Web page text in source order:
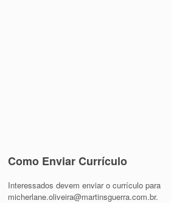
Como Enviar Currículo
Interessados devem enviar o currículo para
micherlane.oliveira@martinsguerra.com.br.